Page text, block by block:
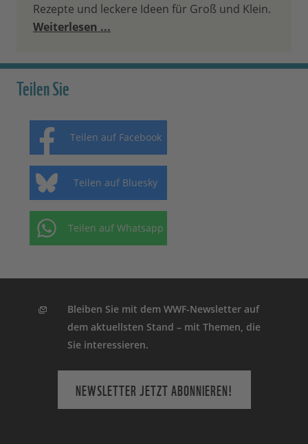
Rezepte und leckere Ideen für Groß und Klein.
Weiterlesen ...
Teilen Sie
Teilen auf Facebook
Teilen auf Bluesky
Teilen auf Whatsapp
Bleiben Sie mit dem WWF-Newsletter auf
dem aktuellsten Stand – mit Themen, die
Sie interessieren.
NEWSLETTER JETZT ABONNIEREN!